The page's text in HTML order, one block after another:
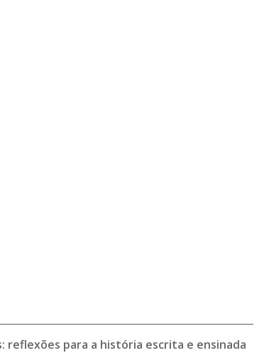
reflexões para a história escrita e ensinada